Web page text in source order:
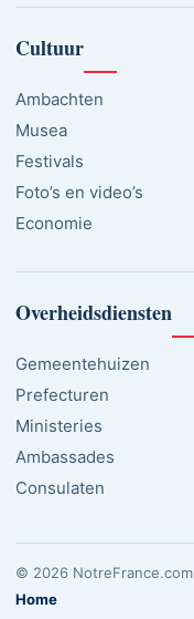
Cultuur
Ambachten
Musea
Festivals
Foto’s en video’s
Economie
Overheidsdiensten
Gemeentehuizen
Prefecturen
Ministeries
Ambassades
Consulaten
© 2026 NotreFrance.com
Home